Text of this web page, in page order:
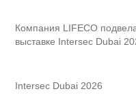
Компания LIFECO
выставке Intersec Dubai
Intersec Dubai 2026